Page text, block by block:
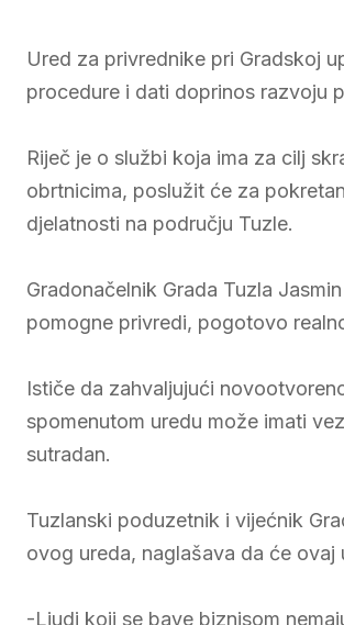
Ured za privrednike pri Gradskoj
procedure i dati doprinos razvoju
Riječ je o službi koja ima za cilj
obrtnicima, poslužit će za
djelatnosti na području Tuzle.
Gradonačelnik Grada Tuzla
pomogne privredi, pogotovo
Ističe da zahvaljujući
spomenutom uredu može imati
sutradan.
Tuzlanski poduzetnik i vijećnik
ovog ureda, naglašava da će
-Ljudi koji se bave biznisom